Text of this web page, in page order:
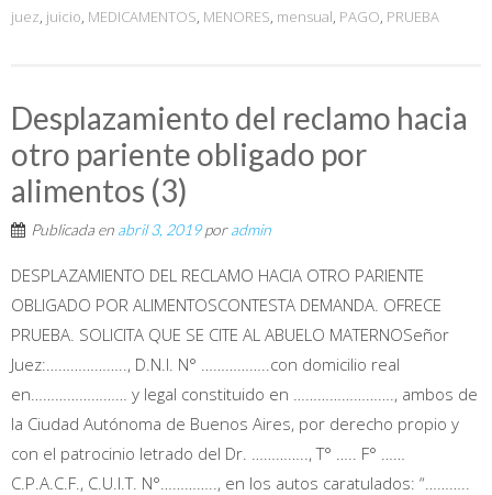
juez, juicio, MEDICAMENTOS, MENORES, mensual, PAGO, PRUEBA
Desplazamiento del reclamo hacia
otro pariente obligado por
alimentos (3)
Publicada en abril 3, 2019poradmin
DESPLAZAMIENTO DEL RECLAMO HACIA OTRO PARIENTE
OBLIGADO POR ALIMENTOSCONTESTA DEMANDA. OFRECE
PRUEBA. SOLICITA QUE SE CITE AL ABUELO MATERNOSeñor
Juez:……………….., D.N.I. N° ……………..con domicilio real
en…………………… y legal constituido en ……………………., ambos de
la Ciudad Autónoma de Buenos Aires, por derecho propio y
con el patrocinio letrado del Dr. ………….., T° ….. F° ……
C.P.A.C.F., C.U.I.T. N°………….., en los autos caratulados: “………..